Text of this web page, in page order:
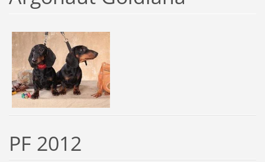
PF 2012